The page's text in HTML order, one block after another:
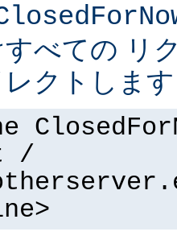
べての リ
レクトしま
/